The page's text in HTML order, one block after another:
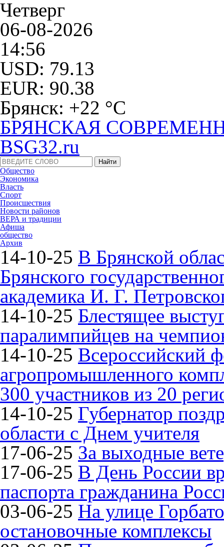
Четверг
06-08-2026
14:56
USD: 79.13
EUR: 90.38
Брянск: +22 °С
БРЯНСКАЯ
BSG32.ru
Общество
Экономика
Власть
Спорт
Происшествия
Новости районов
ВЕРА и традиции
Афиша
общество
Архив
14-10-25 В Брянской
Брянского
академика И. Г.
14-10-25 Блестящее
паралимпийцев на
14-10-25 Всероссийский
агропромышленного
300 участников из 20
14-10-25 Губернатор
области с Днем учителя
17-06-25 За выходные
17-06-25 В День России
паспорта гражданина
03-06-25 На улице
остановочные комплексы